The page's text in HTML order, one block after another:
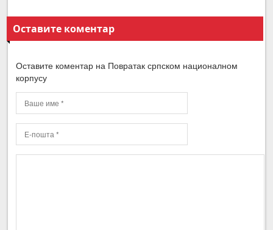
Оставите коментар
Оставите коментар на Повратак српском националном
корпусу